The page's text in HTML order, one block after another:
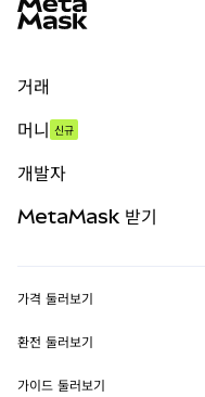
거래
무기한 선물
실물자산
머니 신규
개발자
MetaMask Connect
Snaps
MetaMask 받기
가격 둘러보기
이더리움 가격
솔라나 가격
환전 둘러보기
ETH를 USD로 환전
가이드 둘러보기